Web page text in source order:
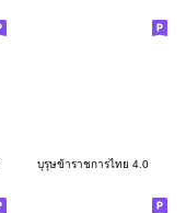
บุรุษข้าราชการไทย 4.0